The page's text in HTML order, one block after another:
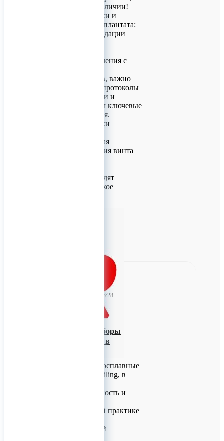
подскуловые) В наличии!
Контроль установки и
удаление мини‑имплантата:
правила и рекомендации
эффективность лечения с
мини‑имплантатов, важно
строго соблюдать протоколы
контроля установки и
удаления. Разберём ключевые
этапы и требования.
Контроль установки
Рентгенологическая
проверка положения винта
обязательно проводят
рентгенографическое
18 июня 2026 06:28
твердосплавные боры
Drendel+Zweiling, в
Алмазные и твердосплавные
боры Drendel+Zweiling, в
Боры D+Z: надёжность и
стоматологической практике
профессиональный